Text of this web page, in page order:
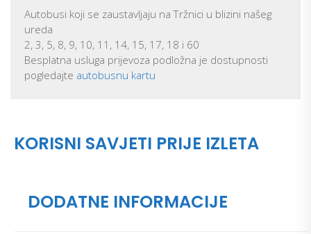
Autobusi koji se zaustavljaju na Tržnici u blizini našeg
ureda
2, 3, 5, 8, 9, 10, 11, 14, 15, 17, 18 i 60
Besplatna usluga prijevoza podložna je dostupnosti
pogledajte autobusnu kartu
KORISNI SAVJETI PRIJE IZLETA
DODATNE INFORMACIJE